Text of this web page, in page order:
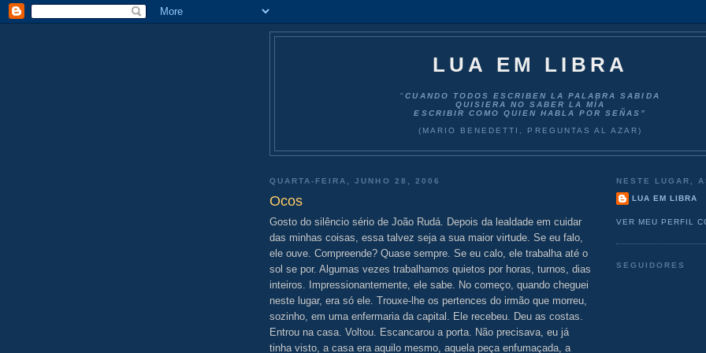
LUA EM LIBRA
"CUANDO TODOS ESCRIBEN LA PALABRA SABIDA
QUISIERA NO SABER LA MÍA
ESCRIBIR COMO QUIEN HABLA POR SEÑAS”
(MARIO BENEDETTI, PREGUNTAS AL AZAR)
QUARTA-FEIRA, JUNHO 28, 2006
Ocos
Gosto do silêncio sério de João Rudá. Depois da lealdade em cuidar
das minhas coisas, essa talvez seja a sua maior virtude. Se eu falo,
ele ouve. Compreende? Quase sempre. Se eu calo, ele trabalha até o
sol se por. Algumas vezes trabalhamos quietos por horas, turnos, dias
inteiros. Impressionantemente, ele sabe. No começo, quando cheguei
neste lugar, era só ele. Trouxe-lhe os pertences do irmão que morreu,
sozinho, em uma enfermaria da capital. Ele recebeu. Deu as costas.
Entrou na casa. Voltou. Escancarou a porta. Não precisava, eu já
tinha visto, a casa era aquilo mesmo, aquela peça enfumaçada, a
NESTE LUGAR,
LUA EM LIBRA
VER MEU PERFIL
SEGUIDORES